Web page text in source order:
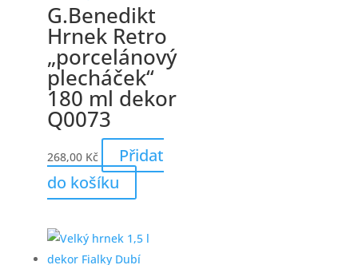
G.Benedikt
Hrnek Retro
„porcelánový
plecháček“
180 ml dekor
Q0073
268,00 Kč
Přidat
do košíku